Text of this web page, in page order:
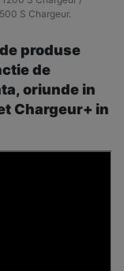
S Chargeur.
produse
de
oriunde in
Chargeur+ in